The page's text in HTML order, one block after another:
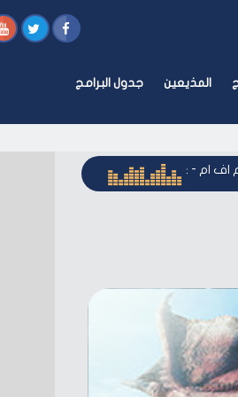
المذيعين جدول البرامج
- ام - على كيفك نجوم اف ام - على